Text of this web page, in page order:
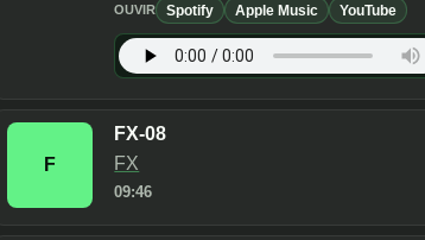
OUVIR Spotify Apple Music YouTube
F
FX-08
FX
09:46